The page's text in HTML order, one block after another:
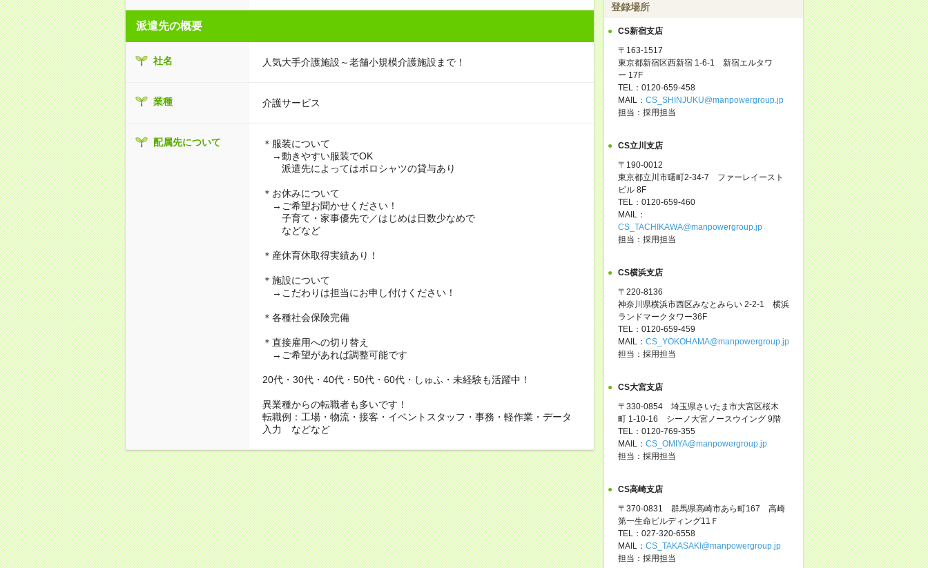
派遣先の概要
社名 人気大手介護施設～老舗小規模介護施設まで！
業種 介護サービス
配属先について
＊服装について
→動きやすい服装でOK
派遣先によってはポロシャツの貸与あり
＊お休みについて
→ご希望お聞かせください！
子育て・家事優先で／はじめは日数少なめで
などなど
＊産休育休取得実績あり！
＊施設について
→こだわりは担当にお申し付けください！
＊各種社会保険完備
＊直接雇用への切り替え
→ご希望があれば調整可能です
20代・30代・40代・50代・60代・しゅふ・未経験も活躍中！
異業種からの転職者も多いです！
転職例：工場・物流・接客・イベントスタッフ・事務・軽作業・データ
入力 などなど
登録場所
CS新宿支店
〒163-1517
東京都新宿区西新宿 1-6-1 新宿エルタワ
ー 17F
TEL：0120-659-458
MAIL： CS_SHINJUKU@manpowergroup.jp
担当：採用担当
CS立川支店
〒190-0012
東京都立川市曙町2-34-7 ファーレイースト
ビル 8F
TEL：0120-659-460
MAIL：
CS_TACHIKAWA@manpowergroup.jp
担当：採用担当
CS横浜支店
〒220-8136
神奈川県横浜市西区みなとみらい 2-2-1 横浜
ランドマークタワー36F
TEL：0120-659-459
MAIL： CS_YOKOHAMA@manpowergroup.jp
担当：採用担当
CS大宮支店
〒330-0854 埼玉県さいたま市大宮区桜木
町 1-10-16 シーノ大宮ノースウイング 9階
TEL：0120-769-355
MAIL： CS_OMIYA@manpowergroup.jp
担当：採用担当
CS高崎支店
〒370-0831 群馬県高崎市あら町167 高崎
第一生命ビルディング11Ｆ
TEL：027-320-6558
MAIL： CS_TAKASAKI@manpowergroup.jp
担当：採用担当